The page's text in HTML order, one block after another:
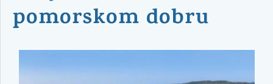
pomorskom dobru